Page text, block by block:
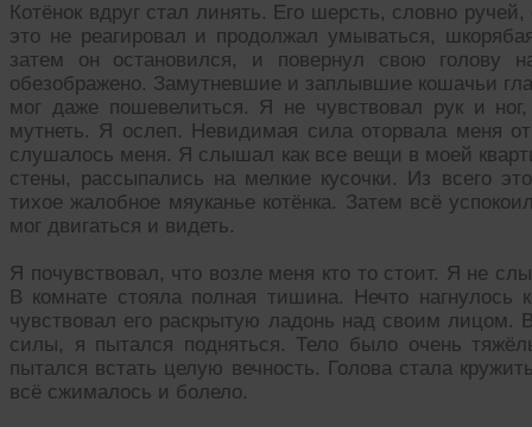
Котёнок вдруг стал линять. Его шерсть, словно
это не реагировал и продолжал умываться,
затем он остановился, и повернул свою голову
обезображено. Замутневшие и заплывшие кошачьи
мог даже пошевелиться. Я не чувствовал рук и
мутнеть. Я ослеп. Невидимая сила оторвала меня
слушалось меня. Я слышал как все вещи в моей
стены, рассыпались на мелкие кусочки. Из всего
тихое жалобное мяуканье котёнка. Затем всё
мог двигаться и видеть.
Я почувствовал, что возле меня кто то стоит. Я не
В комнате стояла полная тишина. Нечто
чувствовал его раскрытую ладонь над своим лицом.
силы, я пытался подняться. Тело было очень
пытался встать целую вечность. Голова стала
всё сжималось и болело.